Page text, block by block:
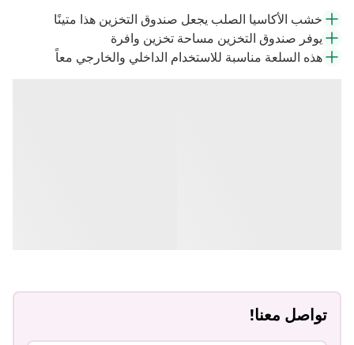
خشب الأكاسيا الصلب يجعل صندوق التخزين هذا متينًا
يوفر صندوق التخزين مساحة تخزين وافرة
هذه السلعة مناسبة للاستخدام الداخلي والخارجي معاً
تواصل معنا!